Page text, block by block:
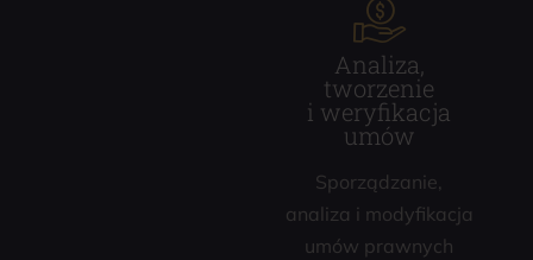
Analiza,
tworzenie
i weryfikacja
umów
Sporządzanie,
analiza i modyfikacja
umów prawnych